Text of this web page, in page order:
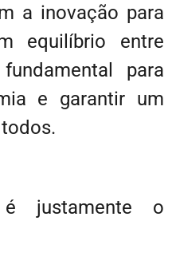
a inovação para
equilíbrio entre
para
e garantir um
justamente o